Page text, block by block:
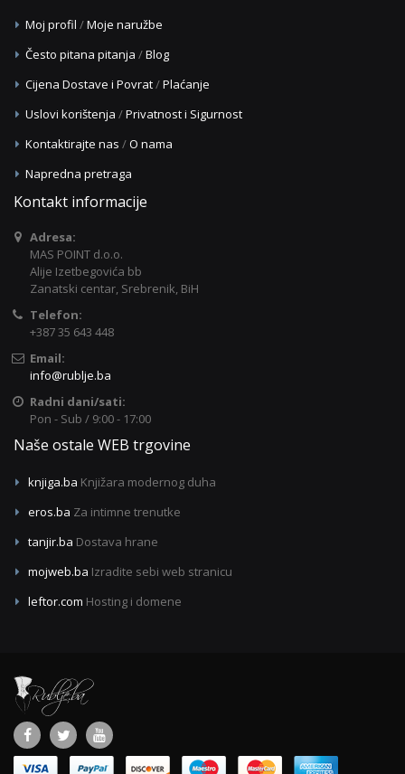
Moj profil /Moje naružbe
Često pitana pitanja /Blog
Cijena Dostave i Povrat/Plaćanje
Uslovi korištenja /Privatnost i Sigurnost
Kontaktirajte nas /O nama
Napredna pretraga
Kontakt informacije
Adresa:
MAS POINT d.o.o.
Alije Izetbegovića bb
Zanatski centar, Srebrenik, BiH
Telefon:
+387 35 643 448
Email:
info@rublje.ba
Radni dani/sati:
Pon - Sub / 9:00 - 17:00
Naše ostale WEB trgovine
knjiga.ba Knjižara modernog duha
eros.ba Za intimne trenutke
tanjir.ba Dostava hrane
mojweb.ba Izradite sebi web stranicu
leftor.com Hosting i domene